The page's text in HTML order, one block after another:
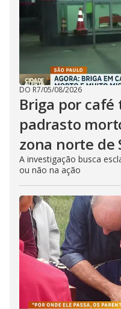
DO R7/05/08/2026
Briga por
padrasto
zona norte de
A investigação busca
ou não na ação